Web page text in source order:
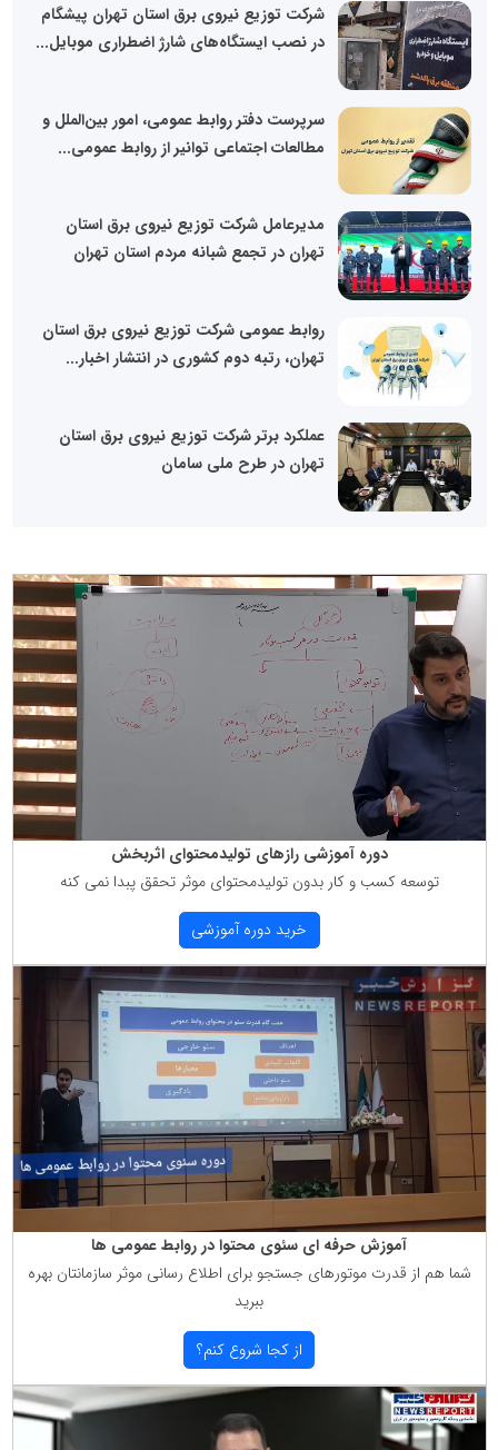
شرکت توزیع نیروی برق استان تهران پیشگام
در نصب ایستگاه‌های شارژ اضطراری موبایل...
سرپرست دفتر روابط عمومی، امور بین‌الملل و
مطالعات اجتماعی توانیر از روابط عمومی...
مدیرعامل شرکت توزیع نیروی برق استان
تهران در تجمع شبانه مردم استان تهران
روابط عمومی شرکت توزیع نیروی برق استان
تهران، رتبه دوم کشوری در انتشار اخبار...
عملکرد برتر شرکت توزیع نیروی برق استان
تهران در طرح ملی سامان
دوره آموزشی رازهای تولیدمحتوای اثربخش
توسعه كسب و كار بدون تولیدمحتوای موثر تحقق پبدا نمی كنه
خرید دوره آموزشی
آموزش حرفه ای سئوی محتوا در روابط عمومی ها
شما هم از قدرت موتورهای جستجو برای اطلاع رسانی موثر سازمانتان بهره
ببرید
از كجا شروع كنم؟